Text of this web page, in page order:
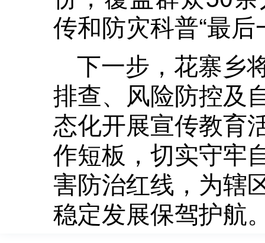
传和防灾科普“最后
下一步，花寨乡
排查、风险防控及
态化开展宣传教育
作短板，切实守牢
害防治红线，为辖
稳定发展保驾护航